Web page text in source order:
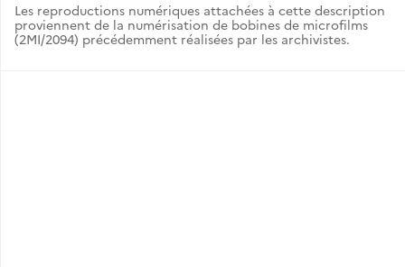
Les reproductions numériques attachées à cette description
proviennent de la numérisation de bobines de microfilms
(2MI/2094) précédemment réalisées par les archivistes.